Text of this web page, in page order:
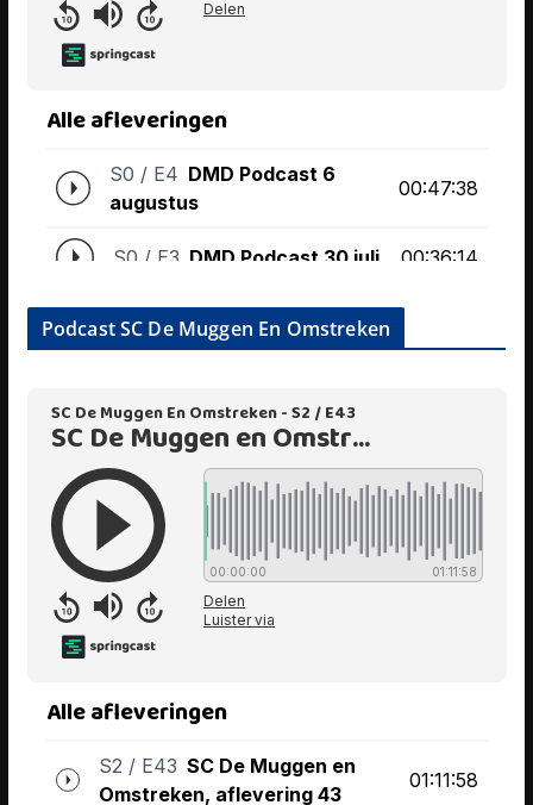
Podcast SC De Muggen En Omstreken